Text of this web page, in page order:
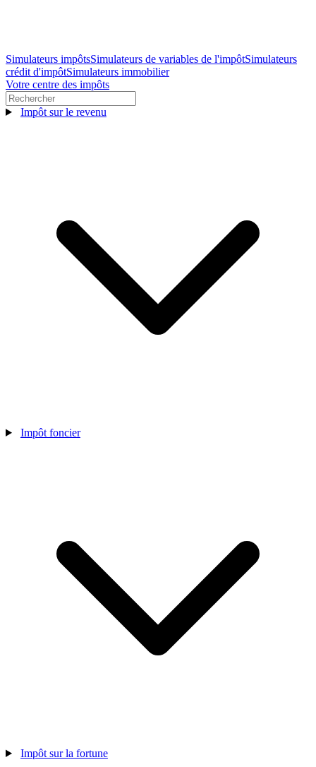
Simulateurs impôtsSimulateurs de variables de l'impôtSimulateurs
crédit d'impôtSimulateurs immobilier
Votre centre des impôts
Impôt sur le revenu
Impôt foncier
Impôt sur la fortune